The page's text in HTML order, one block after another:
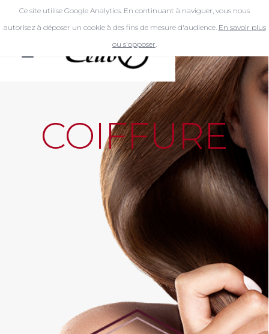
Ce site utilise Google Analytics. En continuant à naviguer, vous nous
autorisez à déposer un cookie à des fins de mesure d'audience. En savoir plus
ou s'opposer.
COIFFURE